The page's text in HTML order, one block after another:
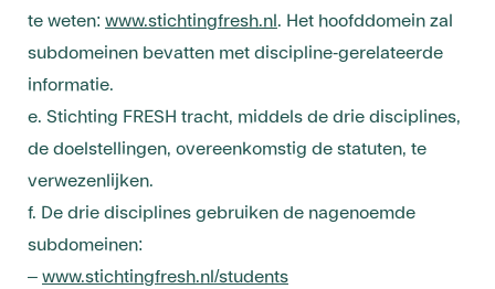
te weten: www.stichtingfresh.nl . Het hoofddomein zal
subdomeinen bevatten met discipline-gerelateerde
informatie.
e. Stichting FRESH tracht, middels de drie disciplines,
de doelstellingen, overeenkomstig de statuten, te
verwezenlijken.
f. De drie disciplines gebruiken de nagenoemde
subdomeinen:
– www.stichtingfresh.nl/students